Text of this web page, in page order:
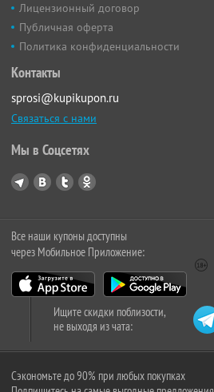
Лицензионный договор
Публичная оферта
Политика конфиденциальности
Контакты
sprosi@kupikupon.ru
Связаться с нами
Мы в Соцсетях
Все наши купоны доступны
через Мобильное Приложение:
Ищите скидки поблизости,
не выходя из чата:
Сэкономьте до 90% при любых покупках